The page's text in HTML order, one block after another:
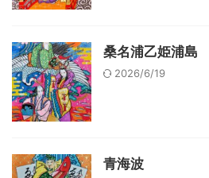
桑名浦乙姫浦島
2026/6/19
青海波